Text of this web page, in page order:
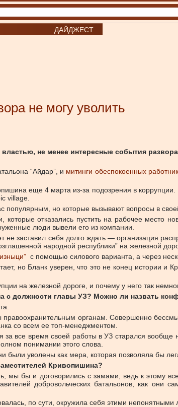
ДАЙДЖЕСТ
не могу уволить
не менее интересные события
“Айдар”, и митинги обеспокоенных
еще 4 марта из-за подозрения в
village.
но которые вызывают вопросы в
отказались пустить на рабочее место
люди вывели его из компании.
не заставил себя долго ждать — организация
народной республики” на железной
с помощью силового варианта, а через
но Бланк уверен, что это не конец истории и
на железной дороге, и почему у него так
с должности главы УЗ? Можно ли назвать
органам. Совершенно
со всем ее топ-менеджментом.
все время своей работы в УЗ старался
понимании этого слова.
уволены как мера, которая позволяла бы
Кривопишина?
мы бы и договорились с замами, ведь к этому
добровольческих батальонов, как они
по сути, окружила себя этими непонятными